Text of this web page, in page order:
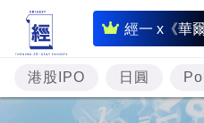
經一 x《華
即
時
財
經
港股IPO 日圓